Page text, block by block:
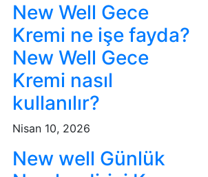
New Well Gece
Kremi ne işe fayda?
New Well Gece
Kremi nasıl
kullanılır?
Nisan 10, 2026
New well Günlük